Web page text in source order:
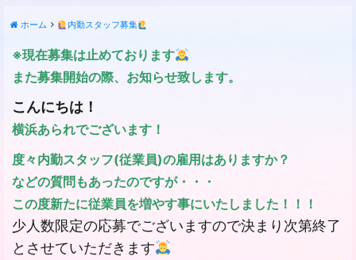
ホーム 内勤スタッフ募集
※現在募集は止めております
また募集開始の際、お知らせ致します。
こんにちは！
横浜あられでございます！
度々内勤スタッフ(従業員)の雇用はありますか？
などの質問もあったのですが・・・
この度新たに従業員を増やす事にいたしました！！！
少人数限定の応募でございますので決まり次第終了
とさせていただきます